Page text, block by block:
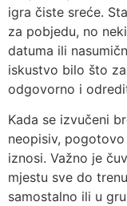
igra čiste sreće.
za pobjedu, no
datuma ili
iskustvo bilo što
odgovorno i
Kada se izvučeni
neopisiv,
iznosi. Važno je
mjestu sve do
samostalno ili u